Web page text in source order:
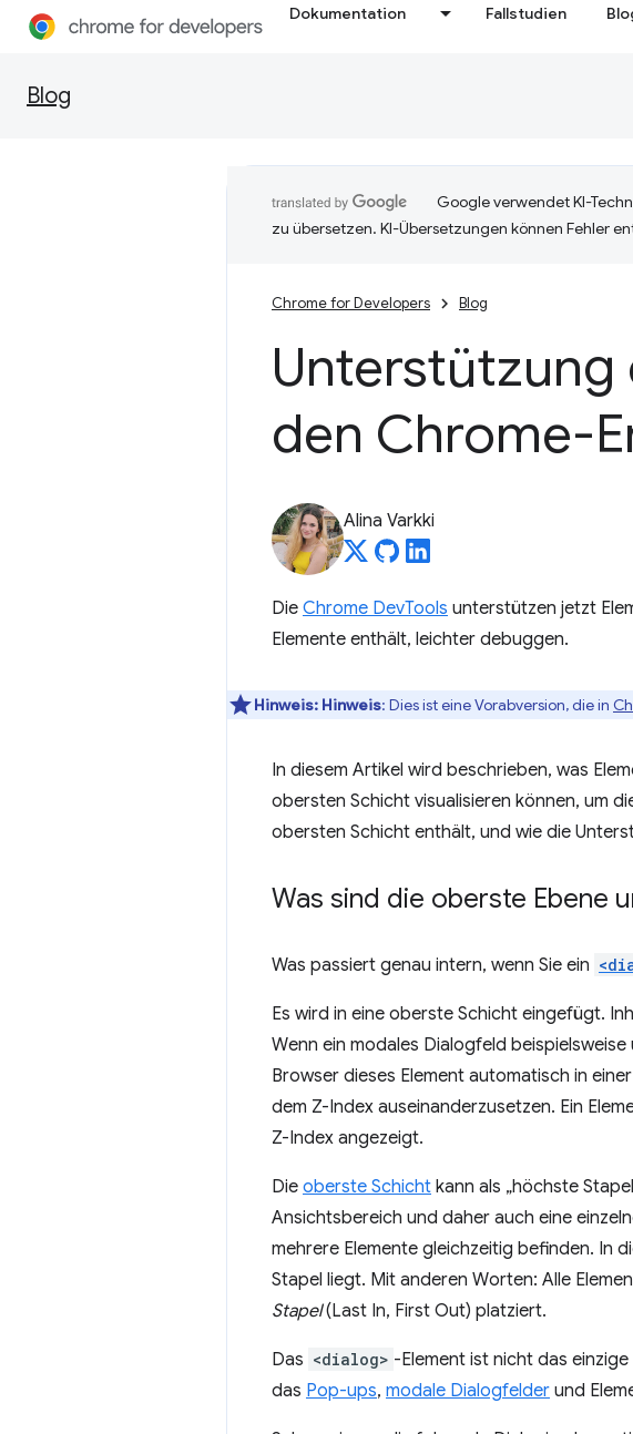
Dokumentation Fallstudien
Blog
Google verwendet KI-
zu übersetzen. KI-Übersetzungen können Fehler
Chrome for Developers Blog
Unterstützung
den Chrome-
Alina Varkki
Die Chrome DevTools unterstützen jetzt
Elemente enthält, leichter debuggen.
Hinweis: Hinweis: Dies ist eine Vorabversion, die in
In diesem Artikel wird beschrieben, was
obersten Schicht visualisieren können, um
obersten Schicht enthält, und wie die
Was sind die oberste Ebene
Was passiert genau intern, wenn Sie ein
Es wird in eine oberste Schicht eingefügt.
Wenn ein modales Dialogfeld
Browser dieses Element automatisch in
dem Z-Index auseinanderzusetzen. Ein
Z-Index angezeigt.
Die oberste Schicht kann als „höchste
Ansichtsbereich und daher auch eine
mehrere Elemente gleichzeitig befinden. In
Stapel liegt. Mit anderen Worten: Alle
Stapel(Last In, First Out) platziert.
Das <dialog> -Element ist nicht das
das Pop-ups, modale Dialogfelder und